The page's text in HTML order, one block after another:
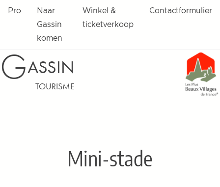
Pro
Naar
Gassin
komen
Winkel &
ticketverkoop
Contactformulier
GASSIN
TOURISME
Mini-stade